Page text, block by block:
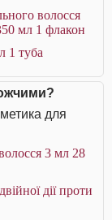
волосся
мл 1 флакон
1 туба
для
3 мл 28
дії проти